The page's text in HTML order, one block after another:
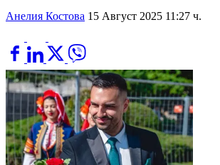
Анелия Костова 15 Август 2025 11:27 ч.